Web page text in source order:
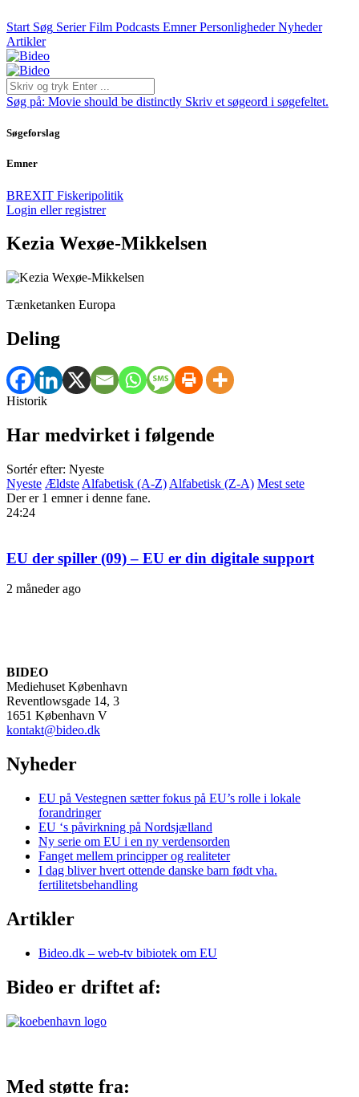
Start Søg Serier Film Podcasts Emner Personligheder Nyheder
Artikler
Søg på: Movie should be distinctly Skriv et søgeord i søgefeltet.
Søgeforslag
Emner
BREXIT Fiskeripolitik
Login eller registrer
Kezia Wexøe-Mikkelsen
Tænketanken Europa
Deling
Historik
Har medvirket i følgende
Sortér efter: Nyeste
Nyeste Ældste Alfabetisk (A-Z) Alfabetisk (Z-A) Mest sete
Der er 1 emner i denne fane.
24:24
EU der spiller (09) – EU er din digitale support
2 måneder ago
BIDEO
Mediehuset København
Reventlowsgade 14, 3
1651 København V
kontakt@bideo.dk
Nyheder
EU på Vestegnen sætter fokus på EU’s rolle i lokale
forandringer
EU ‘s påvirkning på Nordsjælland
Ny serie om EU i en ny verdensorden
Fanget mellem principper og realiteter
I dag bliver hvert ottende danske barn født vha.
fertilitetsbehandling
Artikler
Bideo.dk – web-tv bibiotek om EU
Bideo er driftet af:
Med støtte fra: